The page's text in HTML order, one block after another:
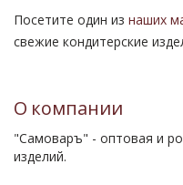
Посетите один из наших
свежие кондитерские
О компании
"Самоваръ" - оптовая и
изделий.